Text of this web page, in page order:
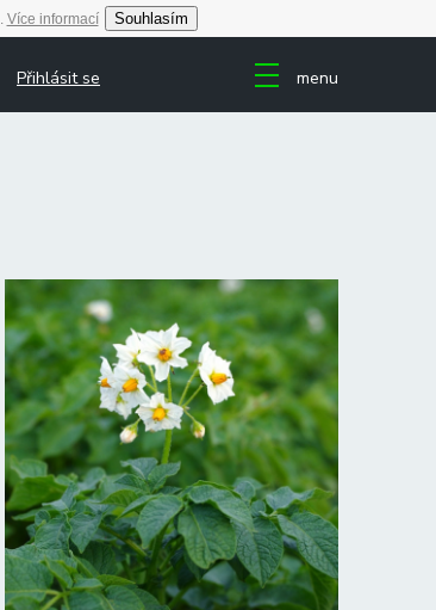
Více informací Souhlasím
Přihlásit se menu